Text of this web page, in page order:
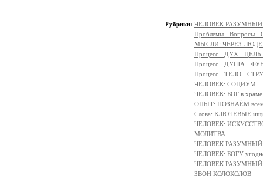
Рубрики: ЧЕЛОВЕК РАЗУМНЫЙ:
Проблемы - Вопросы -
МЫСЛИ: ЧЕРЕЗ
Процесс - ДУХ -
Процесс - ДУША -
Процесс - ТЕЛО -
ЧЕЛОВЕК: СОЦИУМ
ЧЕЛОВЕК: БОГ в
ОПЫТ: ПОЗНАЁМ всем
Слова: КЛЮЧЕВЫЕ
ЧЕЛОВЕК:
МОЛИТВА
ЧЕЛОВЕК РАЗУМНЫЙ:
ЧЕЛОВЕК: БОГУ
ЧЕЛОВЕК
ЗВОН КОЛОКОЛОВ